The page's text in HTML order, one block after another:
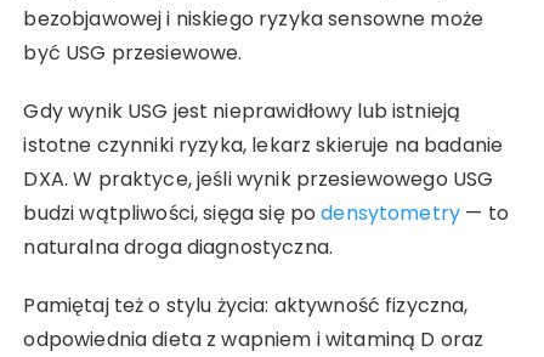
bezobjawowej i niskiego ryzyka sensowne może
być USG przesiewowe.
Gdy wynik USG jest nieprawidłowy lub istnieją
istotne czynniki ryzyka, lekarz skieruje na badanie
DXA. W praktyce, jeśli wynik przesiewowego USG
budzi wątpliwości, sięga się podensytometry — to
naturalna droga diagnostyczna.
Pamiętaj też o stylu życia: aktywność fizyczna,
odpowiednia dieta z wapniem i witaminą D oraz